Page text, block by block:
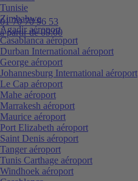
01 70 70 96 53
à partir de 09:00
Tunisie
Zimbabwe
Agadir aéroport
Casablanca aéroport
Durban International aéroport
George aéroport
Johannesburg International aéroport
Le Cap aéroport
Mahe aéroport
Marrakesh aéroport
Maurice aéroport
Port Elizabeth aéroport
Saint Denis aéroport
Tanger aéroport
Tunis Carthage aéroport
Windhoek aéroport